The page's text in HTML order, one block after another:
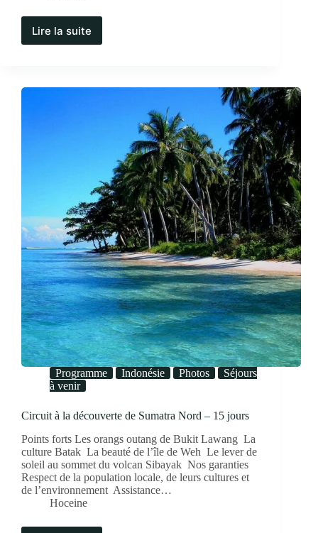
Lire la suite
Programme Indonésie Photos
Séjours
à venir
Circuit à la découverte de Sumatra Nord – 15 jours
Points forts Les orangs outang de Bukit Lawang La
culture Batak La beauté de l’île de Weh Le lever de
soleil au sommet du volcan Sibayak Nos garanties
Respect de la population locale, de leurs cultures et
de l’environnement Assistance…
Hoceine